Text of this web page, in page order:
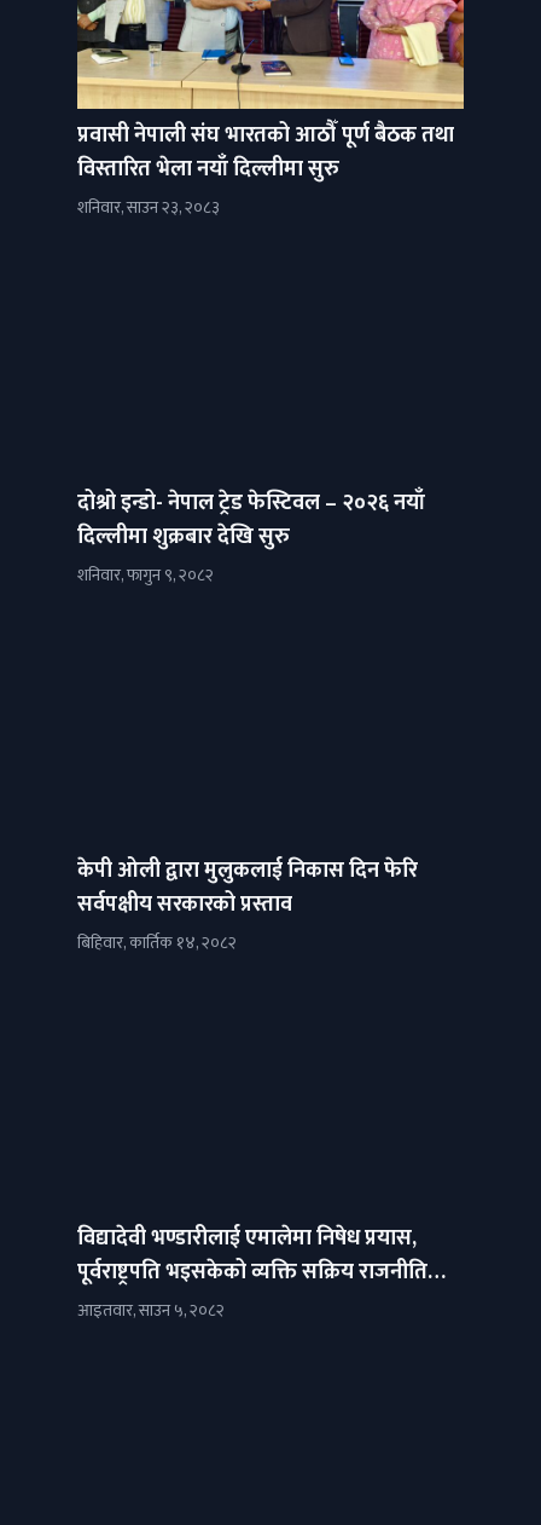
प्रवासी नेपाली संघ भारतको आठौँ पूर्ण बैठक तथा
विस्तारित भेला नयाँ दिल्लीमा सुरु
शनिवार, साउन २३, २०८३
दोश्रो इन्डो- नेपाल ट्रेड फेस्टिवल – २०२६ नयाँ
दिल्लीमा शुक्रबार देखि सुरु
शनिवार, फागुन ९, २०८२
केपी ओली द्वारा मुलुकलाई निकास दिन फेरि
सर्वपक्षीय सरकारको प्रस्ताव
बिहिवार, कार्तिक १४, २०८२
विद्यादेवी भण्डारीलाई एमालेमा निषेध प्रयास,
पूर्वराष्ट्रपति भइसकेको व्यक्ति सक्रिय राजनीतिमा
आउन हुने-नहुने बारे गर्मागर्मी बहस
आइतवार, साउन ५, २०८२